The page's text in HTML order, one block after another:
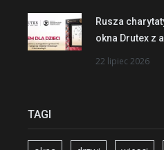
Rusza
okna Drutex z
22 lipiec 2026
TAGI